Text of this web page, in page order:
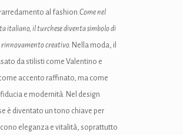
al fashion.Come nel
italiano, il turchese diventa simbolo di
creativo. Nella moda, il
da stilisti come Valentino e
accento raffinato, ma come
e modernità. Nel design
è diventato un tono chiave per
eleganza e vitalità, soprattutto